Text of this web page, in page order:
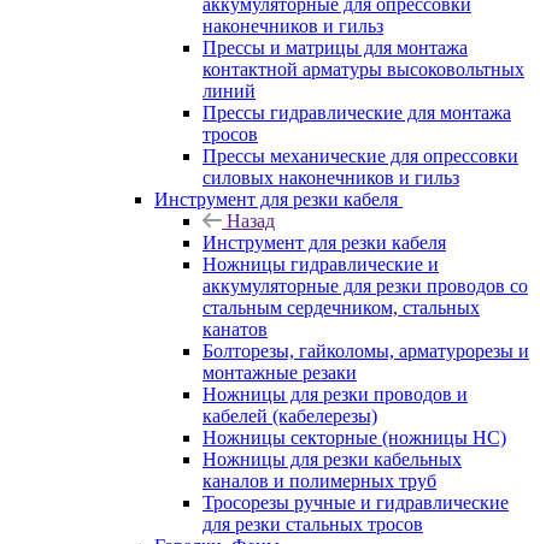
аккумуляторные для опрессовки
наконечников и гильз
Прессы и матрицы для монтажа
контактной арматуры высоковольтных
линий
Прессы гидравлические для монтажа
тросов
Прессы механические для опрессовки
силовых наконечников и гильз
Инструмент для резки кабеля
Назад
Инструмент для резки кабеля
Ножницы гидравлические и
аккумуляторные для резки проводов со
стальным сердечником, стальных
канатов
Болторезы, гайколомы, арматурорезы и
монтажные резаки
Ножницы для резки проводов и
кабелей (кабелерезы)
Ножницы секторные (ножницы НС)
Ножницы для резки кабельных
каналов и полимерных труб
Тросорезы ручные и гидравлические
для резки стальных тросов